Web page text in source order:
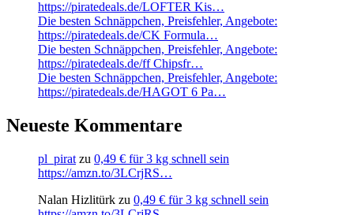
https://piratedeals.de/LOFTER Kis…
Die besten Schnäppchen, Preisfehler, Angebote:
https://piratedeals.de/CK Formula…
Die besten Schnäppchen, Preisfehler, Angebote:
https://piratedeals.de/ff Chipsfr…
Die besten Schnäppchen, Preisfehler, Angebote:
https://piratedeals.de/HAGOT 6 Pa…
Neueste Kommentare
pl_pirat zu 0,49 € für 3 kg schnell sein
https://amzn.to/3LCrjRS…
Nalan Hizlitürk zu 0,49 € für 3 kg schnell sein